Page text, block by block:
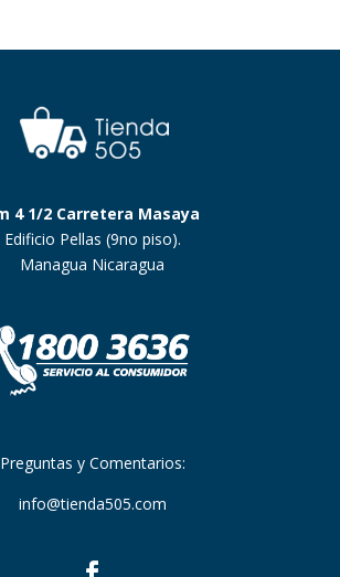
4 1/2 Carretera Masaya
Edificio Pellas (9no piso).
Managua Nicaragua
Preguntas y Comentarios:
info@tienda505.com